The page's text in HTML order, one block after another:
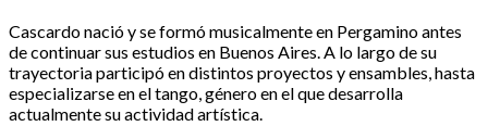
Cascardo nació y se formó musicalmente en Pergamino antes
de continuar sus estudios en Buenos Aires. A lo largo de su
trayectoria participó en distintos proyectos y ensambles, hasta
especializarse en el tango, género en el que desarrolla
actualmente su actividad artística.